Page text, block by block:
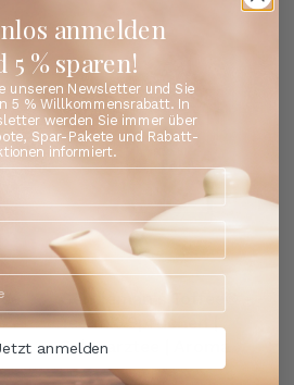
Sie die Lieblingstees unserer Kunden
Gentleman's Toffee® -
Tee mit Sprüchen |
Schwarztee | Aroma
€5,95
anmelden
5 % sparen!
unseren Newsletter und Sie
5 % Willkommensrabatt. In
werden Sie immer über
Spar-Pakete und Rabatt-
informiert.
anmelden